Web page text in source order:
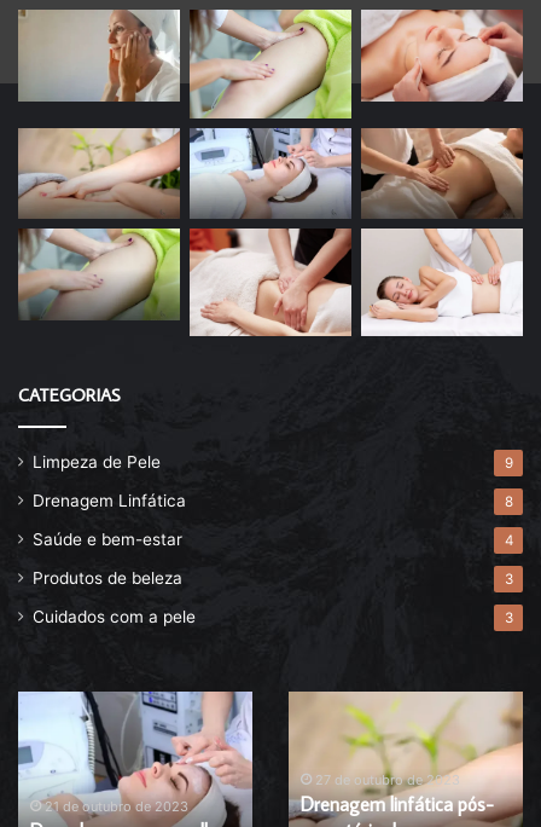
CATEGORIAS
Limpeza de Pele 9
Drenagem Linfática 8
Saúde e bem-estar 4
Produtos de beleza 3
Cuidados com a pele 3
Descubra
o
melhor
esfoliante
21 de outubro de 2023
Drenagem
operatória
de
27 de outubro de 2023
Drenagem linfática pós-